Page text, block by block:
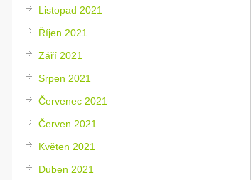
Listopad 2021
Říjen 2021
Září 2021
Srpen 2021
Červenec 2021
Červen 2021
Květen 2021
Duben 2021